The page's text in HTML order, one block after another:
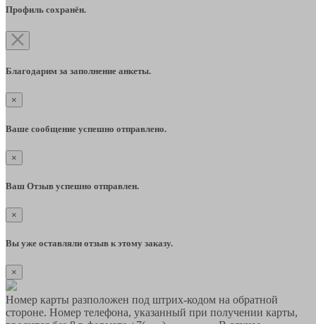
Профиль сохранён.
Благодарим за заполнение анкеты.
×
Ваше сообщение успешно отправлено.
×
Ваш Отзыв успешно отправлен.
×
Вы уже оставляли отзыв к этому заказу.
×
Номер карты разположен под штрих-кодом на обратной
стороне. Номер телефона, указанный при получении карты,